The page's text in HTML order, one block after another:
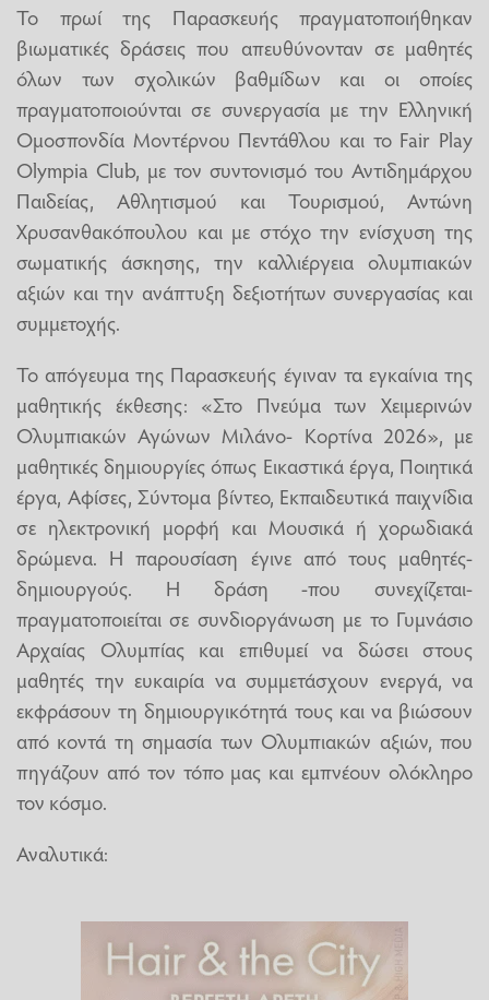
Το πρωί της Παρασκευής πραγματοποιήθηκαν
βιωματικές δράσεις που απευθύνονταν σε μαθητές
όλων των σχολικών βαθμίδων και οι οποίες
πραγματοποιούνται σε συνεργασία με την Ελληνική
Ομοσπονδία Μοντέρνου Πεντάθλου και το Fair Play
Olympia Club, με τον συντονισμό του Αντιδημάρχου
Παιδείας, Αθλητισμού και Τουρισμού, Αντώνη
Χρυσανθακόπουλου και με στόχο την ενίσχυση της
σωματικής άσκησης, την καλλιέργεια ολυμπιακών
αξιών και την ανάπτυξη δεξιοτήτων συνεργασίας και
συμμετοχής.
Το απόγευμα της Παρασκευής έγιναν τα εγκαίνια της
μαθητικής έκθεσης: «Στο Πνεύμα των Χειμερινών
Ολυμπιακών Αγώνων Μιλάνο- Κορτίνα 2026», με
μαθητικές δημιουργίες όπως Εικαστικά έργα, Ποιητικά
έργα, Αφίσες, Σύντομα βίντεο, Εκπαιδευτικά παιχνίδια
σε ηλεκτρονική μορφή και Μουσικά ή χορωδιακά
δρώμενα. Η παρουσίαση έγινε από τους μαθητές-
δημιουργούς. Η δράση -που συνεχίζεται-
πραγματοποιείται σε συνδιοργάνωση με το Γυμνάσιο
Αρχαίας Ολυμπίας και επιθυμεί να δώσει στους
μαθητές την ευκαιρία να συμμετάσχουν ενεργά, να
εκφράσουν τη δημιουργικότητά τους και να βιώσουν
από κοντά τη σημασία των Ολυμπιακών αξιών, που
πηγάζουν από τον τόπο μας και εμπνέουν ολόκληρο
τον κόσμο.
Αναλυτικά: